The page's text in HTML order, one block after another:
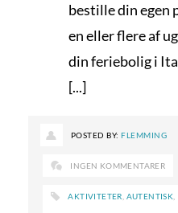
bestille din egen
en eller flere af
din feriebolig i
[...]
POSTED BY:FLEMMING
INGEN KOMMENTARER
AKTIVITETER AUTENTISK